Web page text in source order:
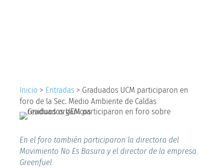
Inicio > Entradas > Graduados UCM participaron en
foro de la Sec. Medio Ambiente de Caldas
En el foro también participaron la directora del
Movimiento No Es Basura y el director de la empresa
Greenfuel